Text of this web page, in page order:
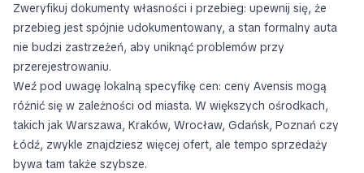
Zweryfikuj dokumenty własności i przebieg: upewnij się, że
przebieg jest spójnie udokumentowany, a stan formalny auta
nie budzi zastrzeżeń, aby uniknąć problemów przy
przerejestrowaniu.
Weź pod uwagę lokalną specyfikę cen: ceny Avensis mogą
różnić się w zależności od miasta. W większych ośrodkach,
takich jak Warszawa, Kraków, Wrocław, Gdańsk, Poznań czy
Łódź, zwykle znajdziesz więcej ofert, ale tempo sprzedaży
bywa tam także szybsze.